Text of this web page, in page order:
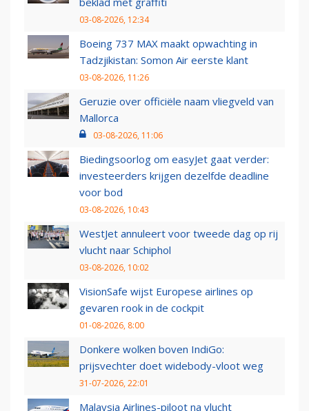
03-08-2026, 12:34
Boeing 737 MAX maakt opwachting in
Tadzjikistan: Somon Air eerste klant
03-08-2026, 11:26
Geruzie over officiële naam vliegveld van
Mallorca
03-08-2026, 11:06
Biedingsoorlog om easyJet gaat verder:
investeerders krijgen dezelfde deadline
voor bod
03-08-2026, 10:43
WestJet annuleert voor tweede dag op rij
vlucht naar Schiphol
03-08-2026, 10:02
VisionSafe wijst Europese airlines op
gevaren rook in de cockpit
01-08-2026, 8:00
Donkere wolken boven IndiGo:
prijsvechter doet widebody-vloot weg
31-07-2026, 22:01
Malaysia Airlines-piloot na vlucht